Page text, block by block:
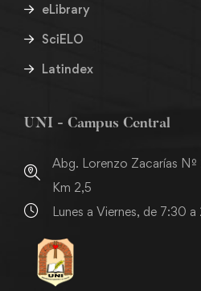
eLibrary
SciELO
Latindex
UNI - Campus Central
Abg. Lorenzo Zacarías
Km 2,5
Lunes a Viernes, de 7:30